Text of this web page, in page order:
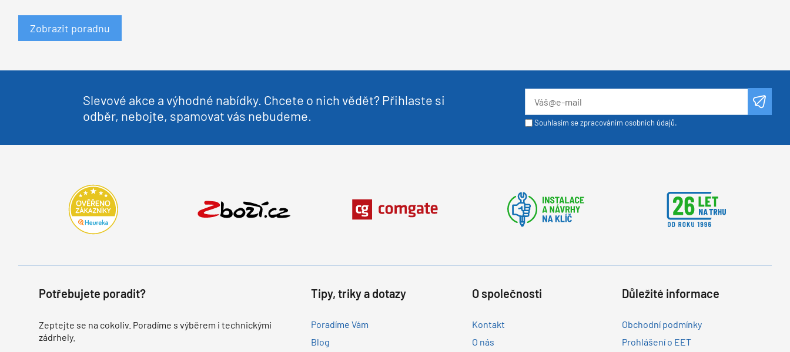
Zobrazit poradnu
Slevové akce a výhodné nabídky. Chcete o nich vědět? Přihlaste si
odběr, nebojte, spamovat vás nebudeme.
Souhlasím se zpracováním osobních údajů.
Potřebujete poradit?
Zeptejte se na cokoliv. Poradíme s výběrem i technickými
zádrhely.
Tipy, triky a dotazy
Poradíme Vám
Blog
O společnosti
Kontakt
O nás
Důležité informace
Obchodní podmínky
Prohlášení o EET